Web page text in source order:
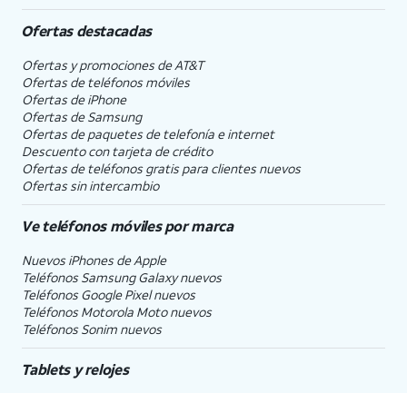
Ofertas destacadas
Ofertas y promociones deAT&T
Ofertas de teléfonos móviles
Ofertas deiPhone
Ofertas de Samsung
Ofertas de paquetes de telefonía e internet
Descuento con tarjeta de crédito
Ofertas de teléfonos gratis para clientes nuevos
Ofertas sin intercambio
Ve teléfonos móviles por marca
Nuevos iPhones de Apple
Teléfonos Samsung Galaxy nuevos
Teléfonos Google Pixel nuevos
Teléfonos Motorola Moto nuevos
Teléfonos Sonim nuevos
Tablets y relojes